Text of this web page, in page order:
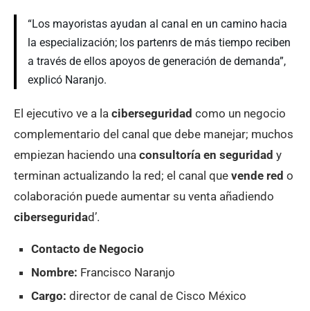
“Los mayoristas ayudan al canal en un camino hacia
la especialización; los partenrs de más tiempo reciben
a través de ellos apoyos de generación de demanda”,
explicó Naranjo.
El ejecutivo ve a la ciberseguridad como un negocio
complementario del canal que debe manejar; muchos
empiezan haciendo una consultoría en seguridad y
terminan actualizando la red; el canal que vende red o
colaboración puede aumentar su venta añadiendo
ciberseguridad’.
Contacto de Negocio
Nombre: Francisco Naranjo
Cargo: director de canal de Cisco México